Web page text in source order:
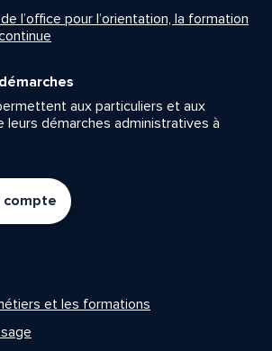
l’office pour l’orientation, la formation
aux particuliers et aux
leurs démarches administratives à
compte
et les formations